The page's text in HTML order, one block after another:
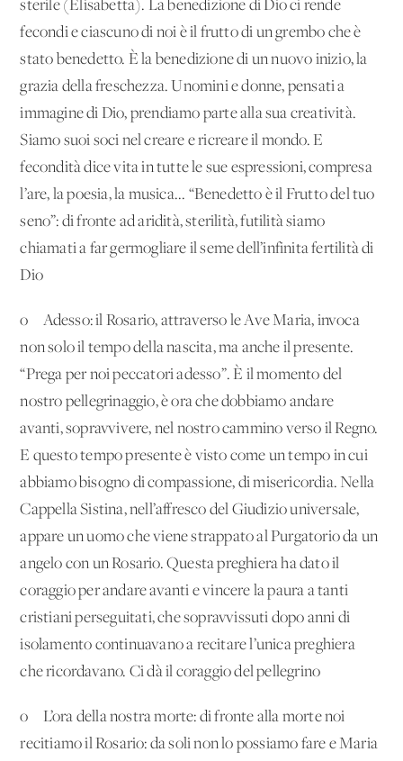
sterile (Elisabetta). La benedizione di Dio ci rende
fecondi e ciascuno di noi è il frutto di un grembo che è
stato benedetto. È la benedizione di un nuovo inizio, la
grazia della freschezza. Unomini e donne, pensati a
immagine di Dio, prendiamo parte alla sua creatività.
Siamo suoi soci nel creare e ricreare il mondo. E
fecondità dice vita in tutte le sue espressioni, compresa
l’are, la poesia, la musica... “Benedetto è il Frutto del tuo
seno”: di fronte ad aridità, sterilità, futilità siamo
chiamati a far germogliare il seme dell’infinita fertilità di
Dio
o Adesso: il Rosario, attraverso le Ave Maria, invoca
non solo il tempo della nascita, ma anche il presente.
“Prega per noi peccatori adesso”. È il momento del
nostro pellegrinaggio, è ora che dobbiamo andare
avanti, sopravvivere, nel nostro cammino verso il Regno.
E questo tempo presente è visto come un tempo in cui
abbiamo bisogno di compassione, di misericordia. Nella
Cappella Sistina, nell’affresco del Giudizio universale,
appare un uomo che viene strappato al Purgatorio da un
angelo con un Rosario. Questa preghiera ha dato il
coraggio per andare avanti e vincere la paura a tanti
cristiani perseguitati, che sopravvissuti dopo anni di
isolamento continuavano a recitare l’unica preghiera
che ricordavano. Ci dà il coraggio del pellegrino
o L’ora della nostra morte: di fronte alla morte noi
recitiamo il Rosario: da soli non lo possiamo fare e Maria